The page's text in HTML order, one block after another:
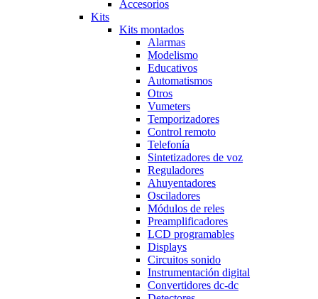
Accesorios
Kits
Kits montados
Alarmas
Modelismo
Educativos
Automatismos
Otros
Vumeters
Temporizadores
Control remoto
Telefonía
Sintetizadores de voz
Reguladores
Ahuyentadores
Osciladores
Módulos de reles
Preamplificadores
LCD programables
Displays
Circuitos sonido
Instrumentación digital
Convertidores dc-dc